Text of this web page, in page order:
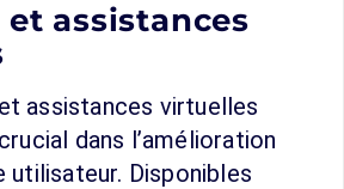
assistances
et assistances virtuelles
dans l’amélioration
utilisateur. Disponibles